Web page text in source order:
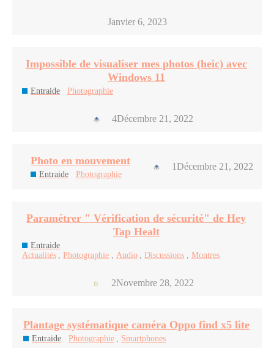
Janvier 6, 2023
Impossible de visualiser mes photos (heic) avec
Windows 11
Entraide Photographie
4Décembre 21, 2022
Photo en mouvement
Entraide Photographie
1Décembre 21, 2022
Paramétrer " Vérification de sécurité" de Hey
Tap Healt
Entraide
Actualités ,Photographie , Audio ,Discussions , Montres
2Novembre 28, 2022
Plantage systématique caméra Oppo find x5 lite
Entraide Photographie , Smartphones